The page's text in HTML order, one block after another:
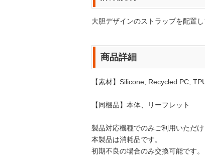
大胆デザインのストラップを配置
商品詳細
【素材】Silicone, Recycled PC,
【同梱品】本体、リーフレット
製品対応機種でのみご利用いただけ
本製品は消耗品です。
初期不良の場合のみ交換可能です。